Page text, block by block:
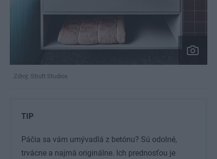
Zdroj: Strutt Studios
TIP
Páčia sa vám umývadlá z betónu? Sú odolné,
trvácne a najmä originálne. Ich prednosťou je